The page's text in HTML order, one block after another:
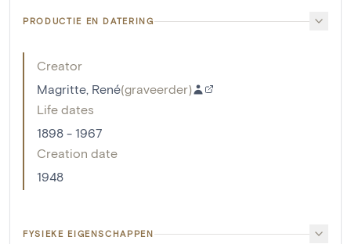
PRODUCTIE EN DATERING
Creator
Magritte, René(graveerder)
Life dates
1898 - 1967
Creation date
1948
FYSIEKE EIGENSCHAPPEN